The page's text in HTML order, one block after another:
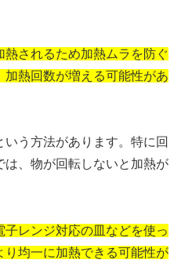
されるため加熱ムラを防ぐ
熱回数が増える可能性があ
いう方法があります。特に回
、物が回転しないと加熱が
レンジ対応の皿などを使っ
均一に加熱できる可能性が